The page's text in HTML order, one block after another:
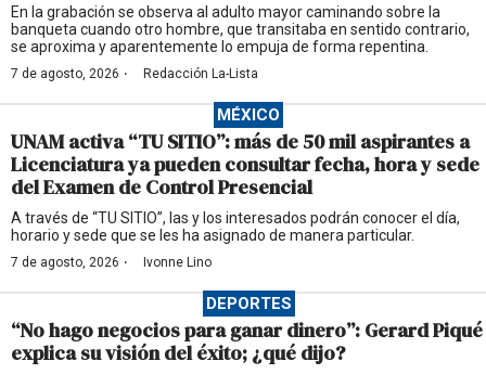
En la grabación se observa al adulto mayor caminando sobre la
banqueta cuando otro hombre, que transitaba en sentido contrario,
se aproxima y aparentemente lo empuja de forma repentina.
7 de agosto, 2026 · Redacción La-Lista
MÉXICO
UNAM activa “TU SITIO”: más de 50 mil aspirantes a
Licenciatura ya pueden consultar fecha, hora y sede
del Examen de Control Presencial
A través de “TU SITIO”, las y los interesados podrán conocer el día,
horario y sede que se les ha asignado de manera particular.
7 de agosto, 2026 · Ivonne Lino
DEPORTES
“No hago negocios para ganar dinero”: Gerard Piqué
explica su visión del éxito; ¿qué dijo?